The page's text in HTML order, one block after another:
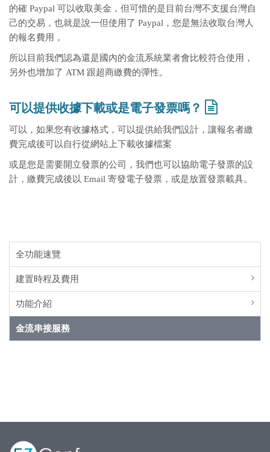
的確 Paypal 可以收取美金，但可惜的是目前台灣不支援台灣自
己的交易，也就是說一但使用了 Paypal，您是無法收取台灣人
的報名費用，
所以目前我們認為還是國內的金流系統業者會比較符合使用，
另外也增加了 ATM 跟超商繳費的彈性。
可以提供收據下載或是電子發票嗎？
可以，如果您有收據格式，可以提供給我們設計，讓報名者繳
費完成後可以自行從網站上下載收據檔案
或是您是需要開立發票的公司，我們也可以協助電子發票的設
計，繳費完成後以 Email 寄發電子發票，或是放置發票載具。
全功能速覽
建置時程及費用
功能介紹
金流串接服務